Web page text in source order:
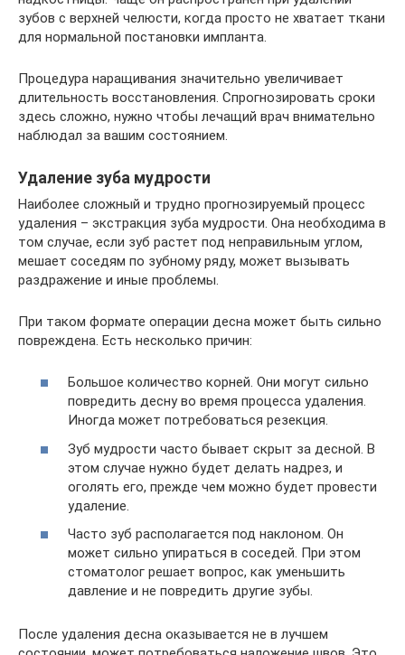
зубов с верхней челюсти, когда просто не хватает ткани
для нормальной постановки импланта.
Процедура наращивания значительно увеличивает
длительность восстановления. Спрогнозировать сроки
здесь сложно, нужно чтобы лечащий врач внимательно
наблюдал за вашим состоянием.
Удаление зуба мудрости
Наиболее сложный и трудно прогнозируемый процесс
удаления – экстракция зуба мудрости. Она необходима в
том случае, если зуб растет под неправильным углом,
мешает соседям по зубному ряду, может вызывать
раздражение и иные проблемы.
При таком формате операции десна может быть сильно
повреждена. Есть несколько причин:
Большое количество корней. Они могут сильно
повредить десну во время процесса удаления.
Иногда может потребоваться резекция.
Зуб мудрости часто бывает скрыт за десной. В
этом случае нужно будет делать надрез, и
оголять его, прежде чем можно будет провести
удаление.
Часто зуб располагается под наклоном. Он
может сильно упираться в соседей. При этом
стоматолог решает вопрос, как уменьшить
давление и не повредить другие зубы.
После удаления десна оказывается не в лучшем